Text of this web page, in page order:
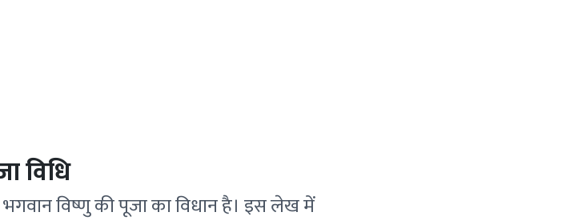
विधि
विष्णु की पूजा का विधान है। इस लेख में